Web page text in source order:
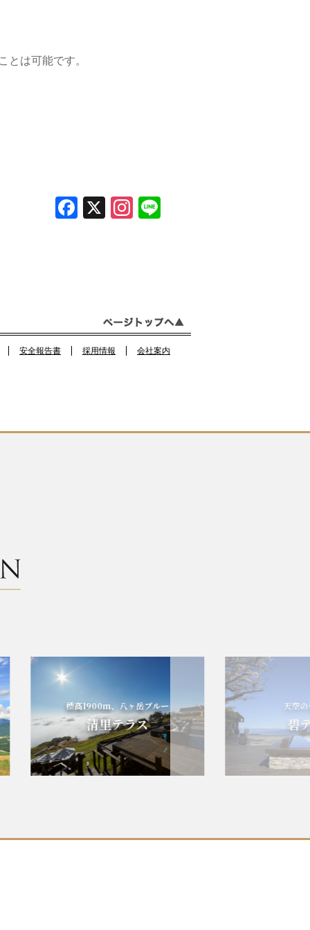
は可能です。
F
o
k
X In
m
標高1900m、八ヶ岳ブルー
清里テラス
天空の碧の
碧テ
安全報告書 採用情報 会社案内